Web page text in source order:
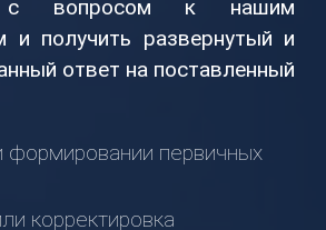
с вопросом к нашим
и получить развернутый и
ответ на поставленный
первичных
корректировка